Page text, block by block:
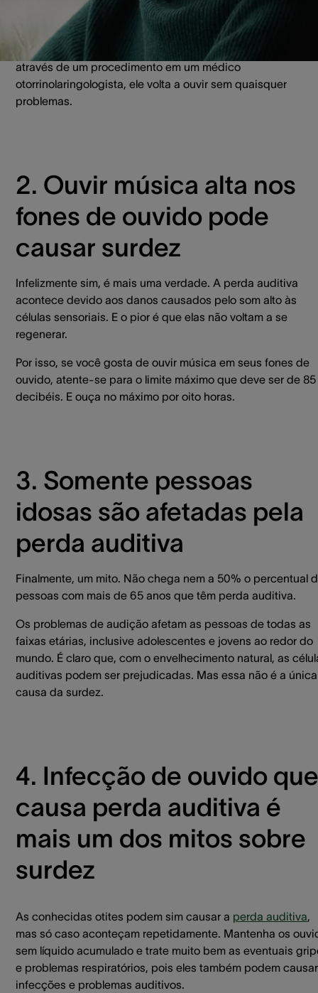
Não é necessariamente um tipo de surdez. Afinal,
normalmente quando o paciente faz a remoção da cera,
através de um procedimento em um médico
otorrinolaringologista, ele volta a ouvir sem quaisquer
problemas.
2. Ouvir música alta nos
fones de ouvido pode
causar surdez
Infelizmente sim, é mais uma verdade. A perda auditiva
acontece devido aos danos causados pelo som alto às
células sensoriais. E o pior é que elas não voltam a se
regenerar.
Por isso, se você gosta de ouvir música em seus fones de
ouvido, atente-se para o limite máximo que deve ser de 85
decibéis. E ouça no máximo por oito horas.
3. Somente pessoas
idosas são afetadas pela
perda auditiva
Finalmente, um mito. Não chega nem a 50% o percentual
pessoas com mais de 65 anos que têm perda auditiva.
Os problemas de audição afetam as pessoas de todas as
faixas etárias, inclusive adolescentes e jovens ao redor do
mundo. É claro que, com o envelhecimento natural, as
auditivas podem ser prejudicadas. Mas essa não é a única
causa da surdez.
4. Infecção de ouvido que
causa perda auditiva é
mais um dos mitos sobre
surdez
As conhecidas otites podem sim causar a perda auditiva,
mas só caso aconteçam repetidamente. Mantenha os
sem líquido acumulado e trate muito bem as eventuais
e problemas respiratórios, pois eles também podem causar
infecções e problemas auditivos.